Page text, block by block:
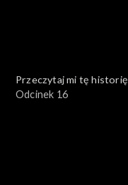
Przeczytaj mi tę historię
Odcinek 16